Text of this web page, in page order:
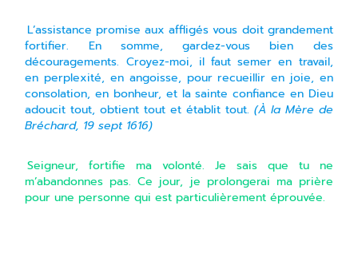
L’assistance promise aux affligés vous doit grandement
fortifier. En somme, gardez-vous bien des
découragements. Croyez-moi, il faut semer en travail,
en perplexité, en angoisse, pour recueillir en joie, en
consolation, en bonheur, et la sainte confiance en Dieu
adoucit tout, obtient tout et établit tout. (À la Mère de
Bréchard, 19 sept 1616)
Seigneur, fortifie ma volonté. Je sais que tu ne
m’abandonnes pas. Ce jour, je prolongerai ma prière
pour une personne qui est particulièrement éprouvée.